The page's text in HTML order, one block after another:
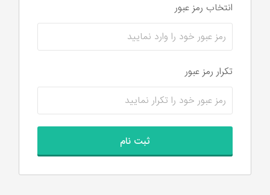
انتخاب رمز عبور
تکرار رمز عبور